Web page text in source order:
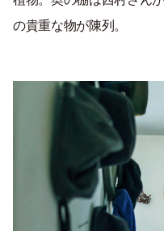
の貴重な物が陳列。